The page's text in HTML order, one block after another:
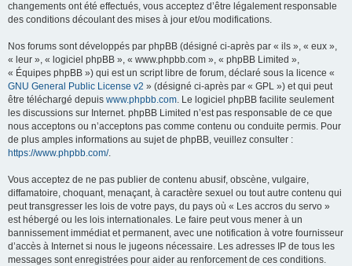
changements ont été effectués, vous acceptez d’être légalement responsable
des conditions découlant des mises à jour et/ou modifications.
Nos forums sont développés par phpBB (désigné ci-après par « ils », « eux »,
« leur », « logiciel phpBB », « www.phpbb.com », « phpBB Limited »,
« Équipes phpBB ») qui est un script libre de forum, déclaré sous la licence «
GNU General Public License v2 » (désigné ci-après par « GPL ») et qui peut
être téléchargé depuis www.phpbb.com. Le logiciel phpBB facilite seulement
les discussions sur Internet. phpBB Limited n’est pas responsable de ce que
nous acceptons ou n’acceptons pas comme contenu ou conduite permis. Pour
de plus amples informations au sujet de phpBB, veuillez consulter :
https://www.phpbb.com/.
Vous acceptez de ne pas publier de contenu abusif, obscène, vulgaire,
diffamatoire, choquant, menaçant, à caractère sexuel ou tout autre contenu qui
peut transgresser les lois de votre pays, du pays où « Les accros du servo »
est hébergé ou les lois internationales. Le faire peut vous mener à un
bannissement immédiat et permanent, avec une notification à votre fournisseur
d’accès à Internet si nous le jugeons nécessaire. Les adresses IP de tous les
messages sont enregistrées pour aider au renforcement de ces conditions.